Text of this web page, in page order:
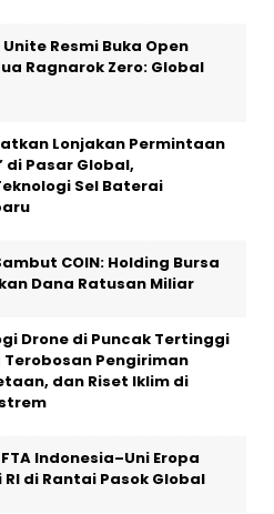
Resmi Buka Open
Ragnarok Zero: Global
Lonjakan Permintaan
di Pasar Global,
Sel Baterai
COIN: Holding Bursa
Dana Ratusan Miliar
Drone di Puncak Tertinggi
Terobosan Pengiriman
dan Riset Iklim di
Indonesia–Uni Eropa
di Rantai Pasok Global